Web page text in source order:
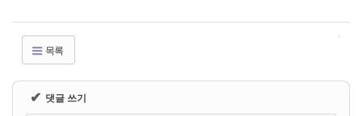
목록
✔ 댓글 쓰기